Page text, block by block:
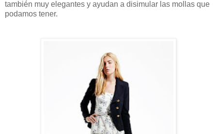
también muy elegantes y ayudan a disimular las mollas que
podamos tener.